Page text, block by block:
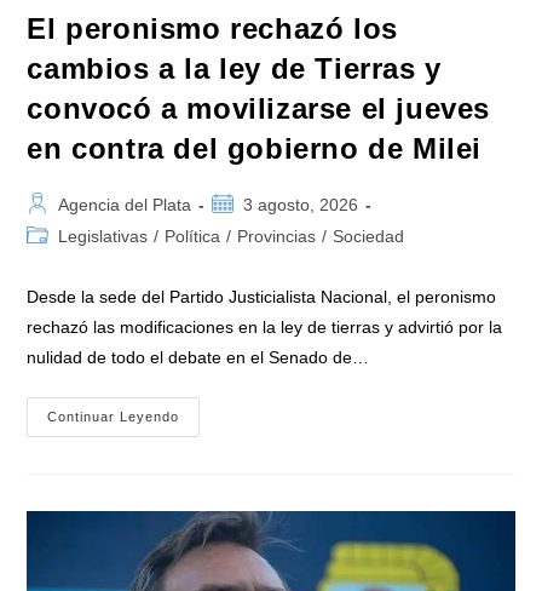
El peronismo rechazó los
cambios a la ley de Tierras y
convocó a movilizarse el jueves
en contra del gobierno de Milei
Autor
de
Agencia del Plata
Publicación
de
3 agosto, 2026
Categoría
Legislativas / Política / Provincias / Sociedad
Desde la sede del Partido Justicialista Nacional, el peronismo
rechazó las modificaciones en la ley de tierras y advirtió por la
nulidad de todo el debate en el Senado de…
Continuar Leyendo
Peronismo
La
Ley
De
Tierras